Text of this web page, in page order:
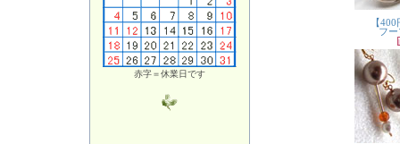
赤字＝休業日です